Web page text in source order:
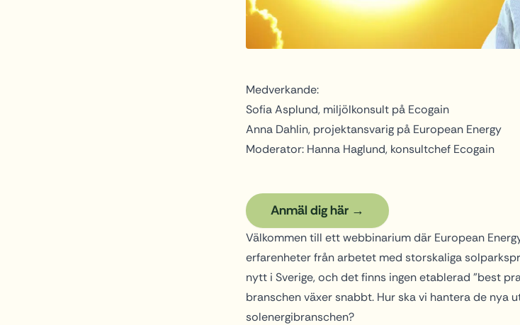
Medverkande:
Sofia Asplund, miljölkonsult på Ecogain
Anna Dahlin, projektansvarig på European Energy
Moderator: Hanna Haglund, konsultchef Ecogain
Anmäl dig här
Välkommen till ett webbinarium där European
erfarenheter från arbetet med storskaliga
nytt i Sverige, och det finns ingen etablerad ”best
branschen växer snabbt. Hur ska vi hantera de nya
solenergibranschen?